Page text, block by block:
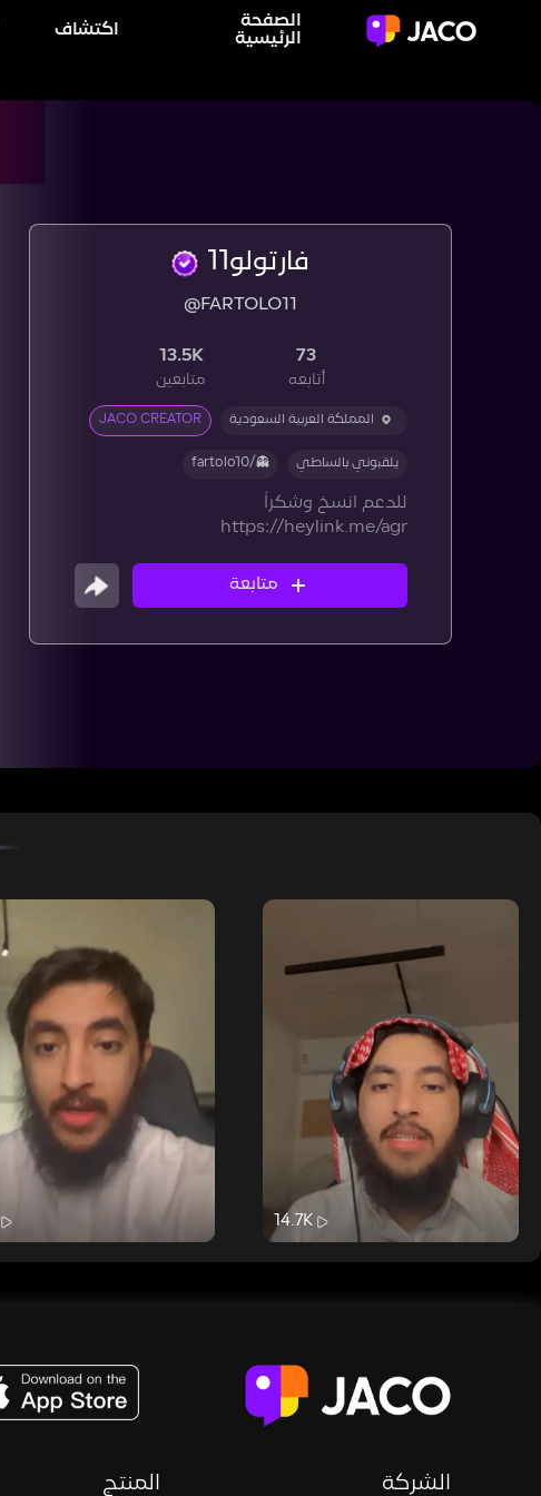
الصفحة
الرئيسية
اكتشاف
فارتولو11
@FARTOLO11
73
أتابعه
13.5K
متابعين
المملكة العربية السعودية JACO CREATOR
يلقبوني بالساطي 👻/fartolo10
للدعم انسخ وشكراً
https://heylink.me/agr
متابعة
14.7K
الشركة المنتج